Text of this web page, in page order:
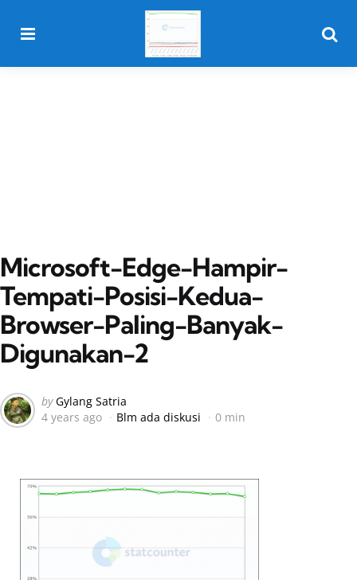
Microsoft-Edge-Hampir-
Tempati-Posisi-Kedua-
Browser-Paling-Banyak-
Digunakan-2
Posted
by
by Gylang Satria
4 years ago
Blm ada diskusi 0 min